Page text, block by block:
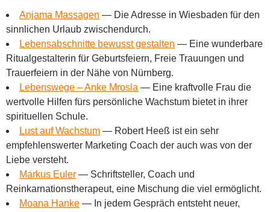
Anjama Massagen — Die Adresse in Wiesbaden für den
sinnlichen Urlaub zwischendurch.
Lebensabschnitte bewusst gestalten — Eine wunderbare
Ritualgestalterin für Geburtsfeiern, Freie Trauungen und
Trauerfeiern in der Nähe von Nürnberg.
Lebenswege – Anke Mrosla — Eine kraftvolle Frau die
wertvolle Hilfen fürs persönliche Wachstum bietet in ihrer
spirituellen Schule.
Lust auf Wachstum — Robert Heeß ist ein sehr
empfehlenswerter Marketing Coach der auch was von der
Liebe versteht.
Markus Euler — Schriftsteller, Coach und
Reinkarnationstherapeut, eine Mischung die viel ermöglicht.
Moana Hanke — In jedem Gespräch entsteht neuer,